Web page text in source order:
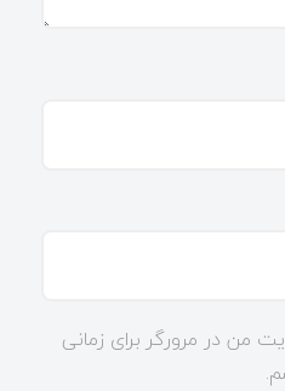
من در مرورگر برای زمانی